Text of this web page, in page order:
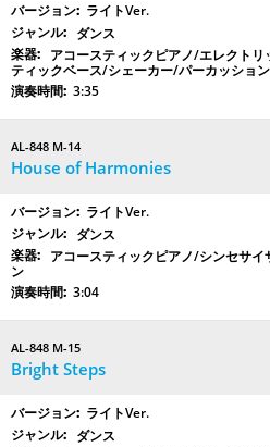
ライトVer.
ダンス
アコースティックピアノ/エレクト
ティックベース/シェーカー/パーカッショ
3:35
AL-848 M-14
House of Harmonies
ライトVer.
ダンス
アコースティックピアノ/シンセサ
ン
3:04
AL-848 M-15
Bright Steps
ライトVer.
ダンス